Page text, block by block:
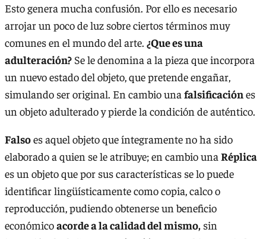
Esto genera mucha confusión. Por ello es necesario
arrojar un poco de luz sobre ciertos términos muy
comunes en el mundo del arte. ¿Que es una
adulteración? Se le denomina a la pieza que incorpora
un nuevo estado del objeto, que pretende engañar,
simulando ser original. En cambio una falsificaciónes
un objeto adulterado y pierde la condición de auténtico.
Falsoes aquel objeto que íntegramente no ha sido
elaborado a quien se le atribuye; en cambio una Réplica
es un objeto que por sus características se lo puede
identificar lingüísticamente como copia, calco o
reproducción, pudiendo obtenerse un beneficio
económicoacorde a la calidad del mismo, sin